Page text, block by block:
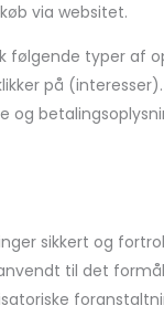
via websitet.
følgende typer af
på
og
sikkert og
til det